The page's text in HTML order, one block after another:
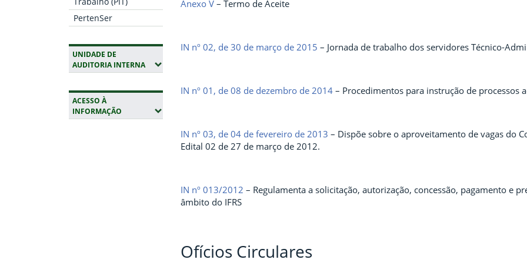
PertenSer
UNIDADE DE
AUDITORIA INTERNA(EXPANDIR SUBMENUS)
ACESSO À
INFORMAÇÃO (EXPANDIR SUBMENUS)
Anexo V – Termo de Aceite
IN nº 02, de 30 de março de 2015 – Jornada de trabalho dos servidores Técnico-
IN nº 01, de 08 de dezembro de 2014 – Procedimentos para instrução de processos
IN nº 03, de 04 de fevereiro de 2013 – Dispõe sobre o aproveitamento de vagas do
Edital 02 de 27 de março de 2012.
IN nº 013/2012 – Regulamenta a solicitação, autorização, concessão, pagamento e
âmbito do IFRS
Ofícios Circulares